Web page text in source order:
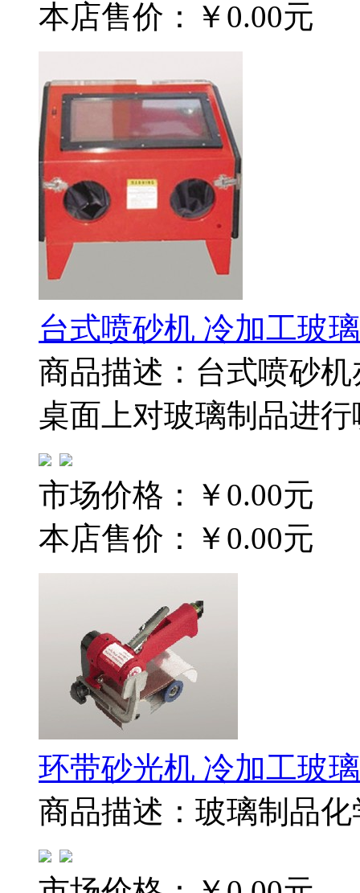
本店售价： ￥0.00元
台式喷砂机 冷加工玻
商品描述：台式喷砂
桌面上对玻璃制品进
市场价格：
￥0.00元
本店售价：
￥0.00元
环带砂光机 冷加工玻
商品描述：玻璃制品